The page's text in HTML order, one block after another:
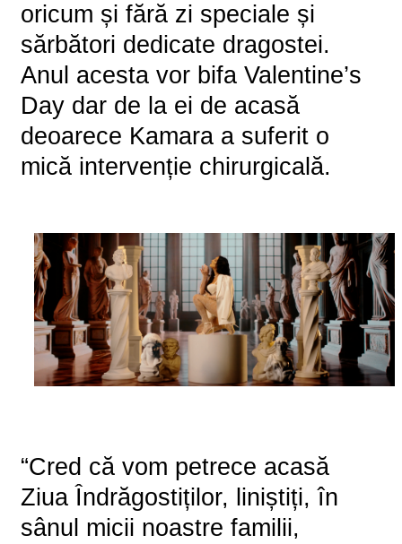
oricum și fără zi speciale și
sărbători dedicate dragostei.
Anul acesta vor bifa Valentine’s
Day dar de la ei de acasă
deoarece Kamara a suferit o
mică intervenție chirurgicală.
“Cred că vom petrece acasă
Ziua Îndrăgostiților, liniștiți, în
sânul micii noastre familii,